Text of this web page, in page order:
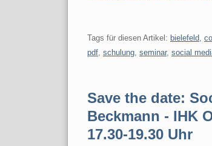
Tags für diesen Artikel: bielefeld
pdf schulung seminar, social
Save the date:
Beckmann - IHK
17.30-19.30 Uhr